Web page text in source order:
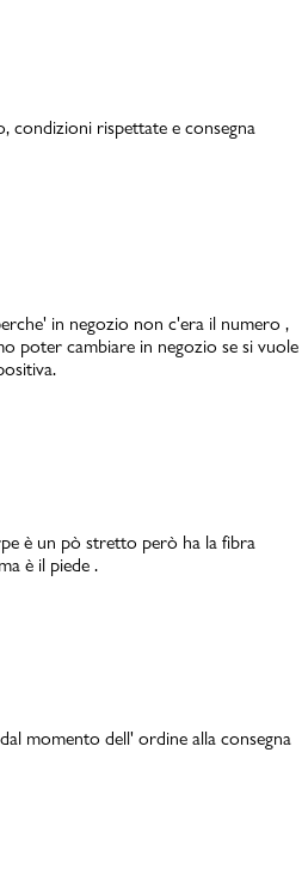
condizioni rispettate e consegna
in negozio non c'era il numero ,
poter cambiare in negozio se si vuole
è un pò stretto però ha la fibra
è il piede .
momento dell' ordine alla consegna